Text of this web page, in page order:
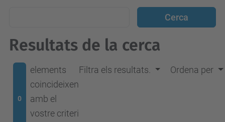
Resultats de la cerca
0
elements
coincideixen
amb el
vostre criteri
Filtra els resultats. Ordena per